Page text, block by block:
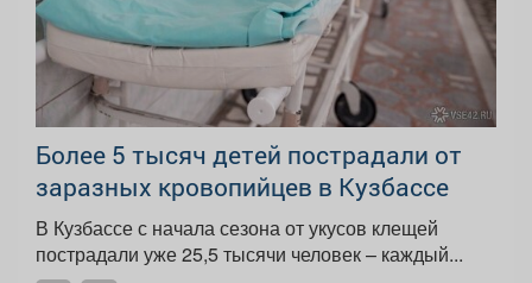
Более 5 тысяч детей пострадали от
заразных кровопийцев в Кузбассе
В Кузбассе с начала сезона от укусов клещей
пострадали уже 25,5 тысячи человек – каждый...